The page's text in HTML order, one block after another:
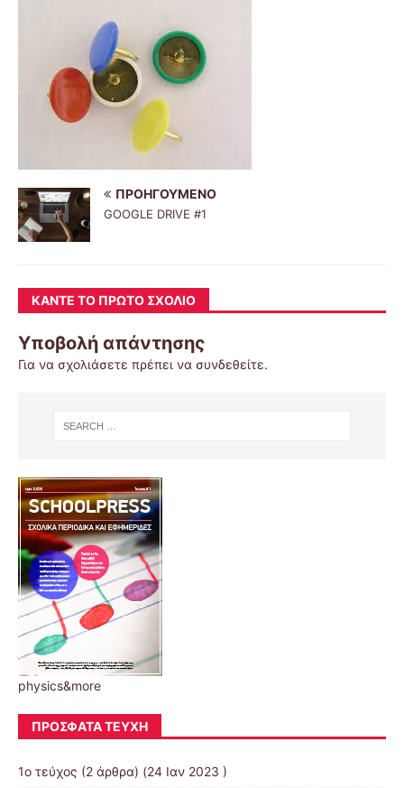
ΠΡΟΗΓΟΎΜΕΝΟ
GOOGLE DRIVE #1
ΚΆΝΤΕ ΤΟ ΠΡΏΤΟ ΣΧΌΛΙΟ
Υποβολή απάντησης
Για να σχολιάσετε πρέπει να συνδεθείτε.
physics&more
ΠΡΌΣΦΑΤΑ ΤΕΎΧΗ
1ο τεύχος (2 άρθρα) (24 Ιαν 2023 )